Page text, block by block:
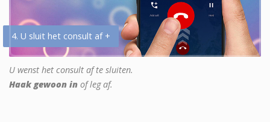
4. U sluit het consult af +
U wenst het consult af te sluiten.
Haak gewoon in of leg af.